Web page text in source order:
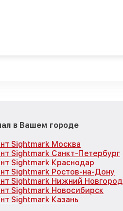
в Вашем городе
Sightmark Москва
Sightmark Санкт-Петербург
Sightmark Краснодар
Sightmark Ростов-на-Дону
Sightmark Нижний Новгород
Sightmark Новосибирск
Sightmark Казань